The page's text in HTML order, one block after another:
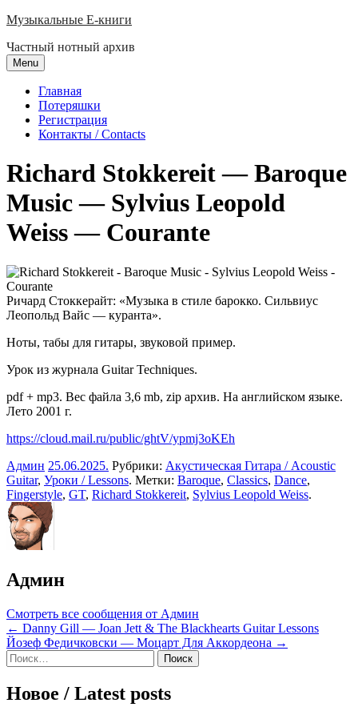
Skip
content
Музыкальные E-книги
Частный нотный архив
Menu
Главная
Потеряшки
Регистрация
Контакты / Contacts
Richard Stokkereit — Baroque
Music — Sylvius Leopold
Weiss — Courante
Ричард Стоккерайт: «Музыка в стиле барокко. Сильвиус
Леопольд Вайс — куранта».
Ноты, табы для гитары, звуковой пример.
Урок из журнала Guitar Techniques.
pdf + mp3. Вес файла 3,6 mb, zip архив. На английском языке.
Лето 2001 г.
https://cloud.mail.ru/public/ghtV/ypmj3oKEh
Админ 25.06.2025. Рубрики: Акустическая Гитара / Acoustic
Guitar, Уроки / Lessons. Метки: Baroque, Classics, Dance,
Fingerstyle, GT, Richard Stokkereit, Sylvius Leopold Weiss.
Админ
Смотреть все сообщения от Админ
Навигация
по
записям
← Danny Gill — Joan Jett & The Blackhearts Guitar Lessons
Йозеф Федичковски — Моцарт Для Аккордеона →
Sidebar
Найти:
Новое / Latest posts